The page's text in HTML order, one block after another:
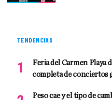
TENDENCIAS
Feria del Carmen Playa
completa de conciertos
Peso cae y el tipo de